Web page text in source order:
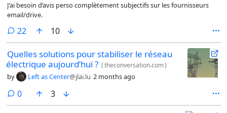
J’ai besoin d’avis perso complètement subjectifs sur les fournisseurs
email/drive.
22 comments
10
Quelles solutions pour stabiliser le réseau
électrique aujourd’hui ? (theconversation.com)
by Left as Center@jlai.lu 2 months ago
0comments
3